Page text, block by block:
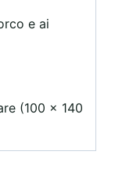
e ai
(100 x 140